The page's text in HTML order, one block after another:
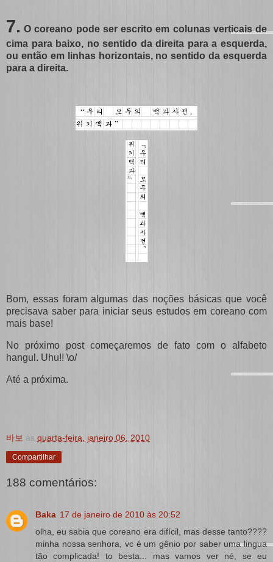
7. O coreano pode ser escrito em colunas verticais de
cima para baixo, no sentido da direita para a esquerda,
ou então em linhas horizontais, no sentido da esquerda
para a direita.
Bom, essas foram algumas das noções básicas que você
precisava saber para iniciar seus estudos em coreano com
mais base!
No próximo post começaremos de fato com o alfabeto
hangul. Uhu!! \o/
Até a próxima.
바보 às quarta-feira, janeiro 06, 2010
Compartilhar
188 comentários:
Baka 17 de janeiro de 2010 às 20:52
olha, eu sabia que coreano era difícil, mas desse tanto????
minha nossa senhora, vc é um gênio por saber uma lingua
tão complicada! to besta... mas vamos ver né, se eu